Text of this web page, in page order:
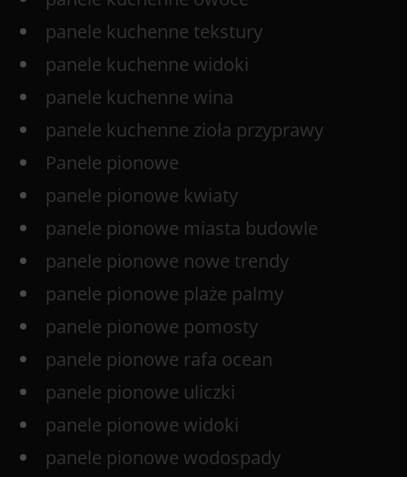
panele kuchenne tekstury
panele kuchenne widoki
panele kuchenne wina
panele kuchenne zioła przyprawy
Panele pionowe
panele pionowe kwiaty
panele pionowe miasta budowle
panele pionowe nowe trendy
panele pionowe plaże palmy
panele pionowe pomosty
panele pionowe rafa ocean
panele pionowe uliczki
panele pionowe widoki
panele pionowe wodospady